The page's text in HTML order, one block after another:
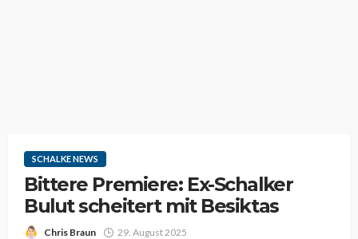
SCHALKE NEWS
Bittere Premiere: Ex-Schalker
Bulut scheitert mit Besiktas
Chris Braun 29. August 2025